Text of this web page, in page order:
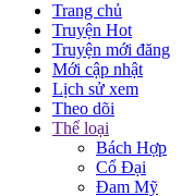
Trang chủ
Truyện Hot
Truyện mới đăng
Mới cập nhật
Lịch sử xem
Theo dõi
Thể loại
Bách Hợp
Cổ Đại
Đam Mỹ